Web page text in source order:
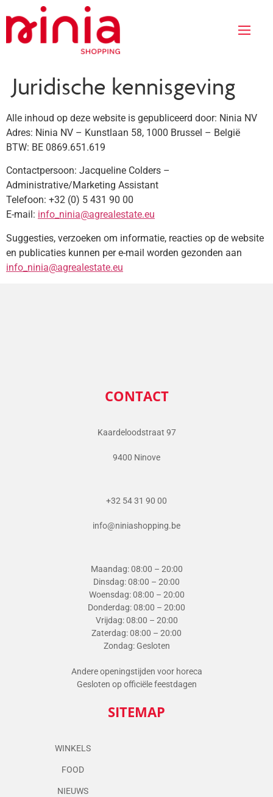
Juridische kennisgeving
Alle inhoud op deze website is gepubliceerd door: Ninia NV
Adres: Ninia NV – Kunstlaan 58, 1000 Brussel – België
BTW: BE 0869.651.619
Contactpersoon: Jacqueline Colders –
Administrative/Marketing Assistant
Telefoon: +32 (0) 5 431 90 00
E-mail: info_ninia@agrealestate.eu
Suggesties, verzoeken om informatie, reacties op de website
en publicaties kunnen per e-mail worden gezonden aan
info_ninia@agrealestate.eu
CONTACT
Kaardeloodstraat 97
9400 Ninove
+32 54 31 90 00
info@niniashopping.be
Maandag: 08:00 – 20:00
Dinsdag: 08:00 – 20:00
Woensdag: 08:00 – 20:00
Donderdag: 08:00 – 20:00
Vrijdag: 08:00 – 20:00
Zaterdag: 08:00 – 20:00
Zondag: Gesloten
Andere openingstijden voor horeca
Gesloten op officiële feestdagen
SITEMAP
WINKELS
FOOD
NIEUWS